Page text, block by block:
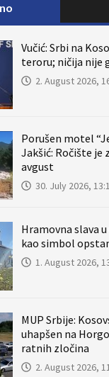
Vučić: Srbi na
teroru; ničija nije
2. August 2026,
Porušen motel
Jakšić: Ročište je
avgust
30. July 2026,
Hramovna slava
kao simbol
1. August 2026,
MUP Srbije:
uhapšen na
ratnih zločina
2. August 2026,